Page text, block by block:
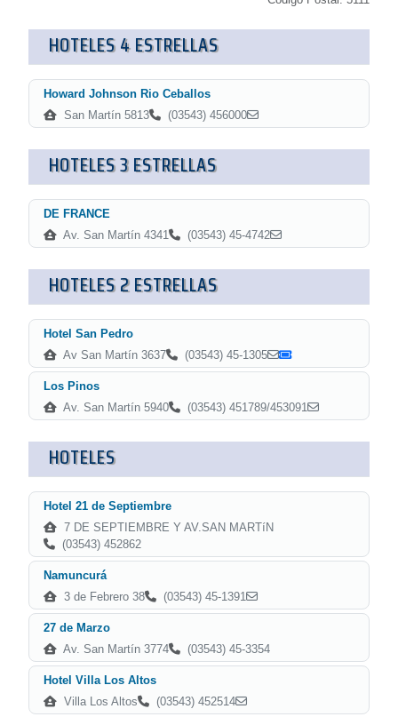
HOTELES 4 ESTRELLAS
Howard Johnson Rio Ceballos
San Martín 5813
(03543) 456000
HOTELES 3 ESTRELLAS
DE FRANCE
Av. San Martín 4341
(03543) 45-4742
HOTELES 2 ESTRELLAS
Hotel San Pedro
Av San Martín 3637
(03543) 45-1305
Los Pinos
Av. San Martín 5940
(03543) 451789/453091
HOTELES
Hotel 21 de Septiembre
7 DE SEPTIEMBRE Y AV.SAN MARTíN
(03543) 452862
Namuncurá
3 de Febrero 38
(03543) 45-1391
27 de Marzo
Av. San Martín 3774
(03543) 45-3354
Hotel Villa Los Altos
Villa Los Altos
(03543) 452514